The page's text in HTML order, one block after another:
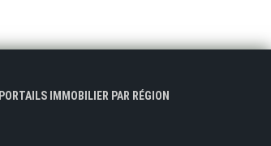
PORTAILS IMMOBILIER PAR RÉGION